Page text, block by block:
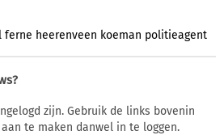
ferne heerenveen koeman politieagent
zijn. Gebruik de links bovenin
te maken danwel in te loggen.